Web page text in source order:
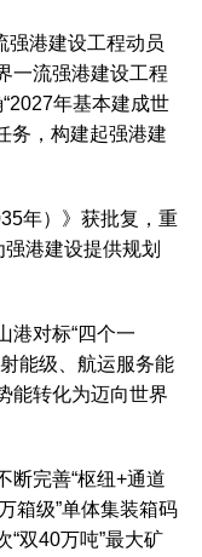
强港建设工程动员
一流强港建设工程
年基本建成世
务，构建起强港建
年）》获批复，重
港建设提供规划
港对标“四个一
能级、航运服务能
能转化为迈向世界
断完善“枢纽+通道
箱级”单体集装箱码
“双40万吨”最大矿